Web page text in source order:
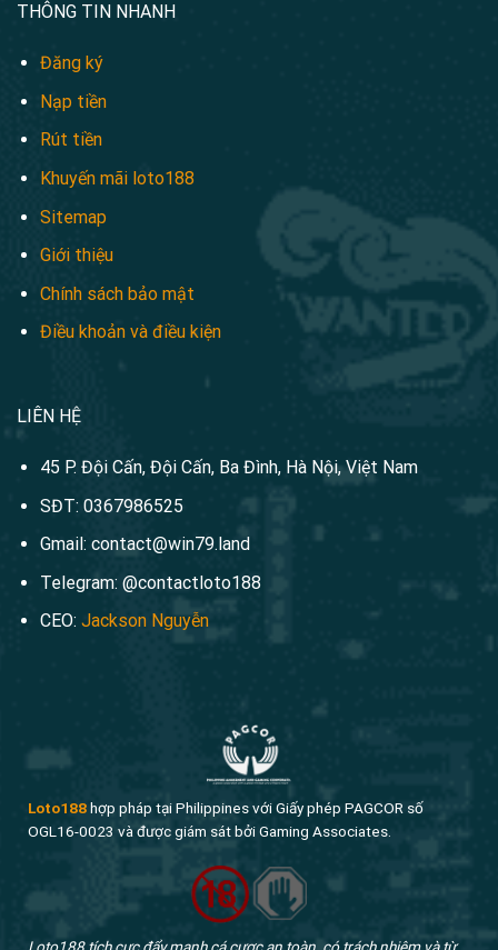
THÔNG TIN NHANH
Đăng ký
Nạp tiền
Rút tiền
Khuyến mãi loto188
Sitemap
Giới thiệu
Chính sách bảo mật
Điều khoản và điều kiện
LIÊN HỆ
45 P. Đội Cấn, Đội Cấn, Ba Đình, Hà Nội, Việt Nam
SĐT: 0367986525
Gmail: contact@win79.land
Telegram: @contactloto188
CEO: Jackson Nguyễn
Loto188hợp pháp tại Philippines với Giấy phép PAGCOR số
OGL16-0023 và được giám sát bởi Gaming Associates.